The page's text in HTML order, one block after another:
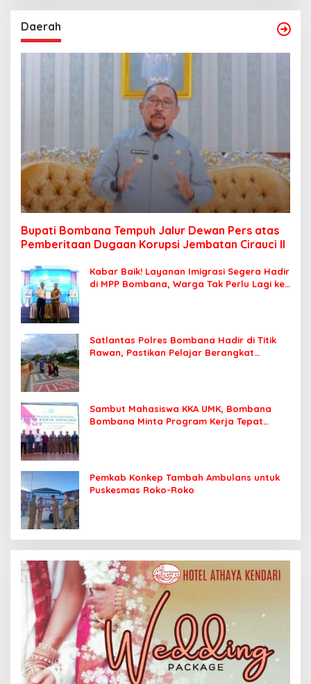
Daerah
Bupati Bombana Tempuh Jalur Dewan Pers atas
Pemberitaan Dugaan Korupsi Jembatan Cirauci II
Kabar Baik! Layanan Imigrasi Segera Hadir
di MPP Bombana, Warga Tak Perlu Lagi ke
Satlantas Polres Bombana Hadir di Titik
Rawan, Pastikan Pelajar Berangkat
Sambut Mahasiswa KKA UMK, Bombana
Bombana Minta Program Kerja Tepat
Pemkab Konkep Tambah Ambulans untuk
Puskesmas Roko-Roko